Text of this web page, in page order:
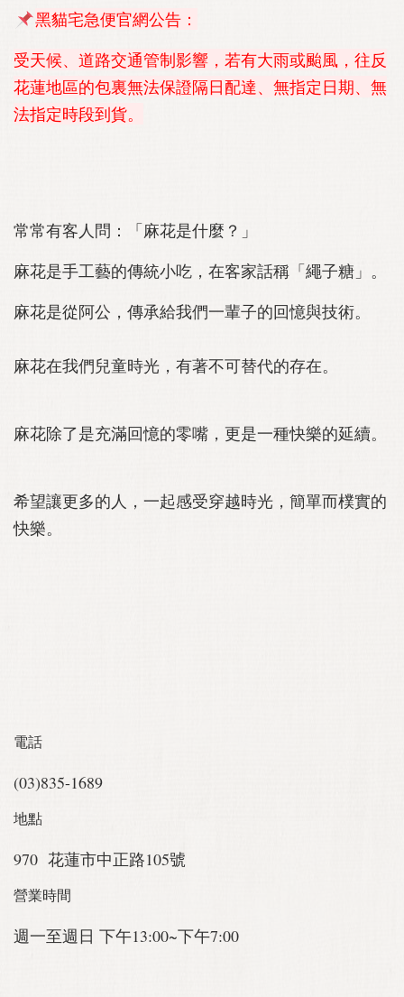
黑貓宅急便官網公告：
受天候、道路交通管制影響，若有大雨或颱風，往反
花蓮地區的包裏無法保證隔日配達、無指定日期、無
法指定時段到貨。
常常有客人問：「麻花是什麼？」
麻花是手工藝的傳統小吃，在客家話稱「繩子糖」。
麻花是從阿公，傳承給我們一輩子的回憶與技術。
麻花在我們兒童時光，有著不可替代的存在。
麻花除了是充滿回憶的零嘴，更是一種快樂的延續。
希望讓更多的人，一起感受穿越時光，簡單而樸實的
快樂。
電話
(03)835-1689
地點
970 花蓮市中正路105號
營業時間
週一至週日 下午13:00~下午7:00